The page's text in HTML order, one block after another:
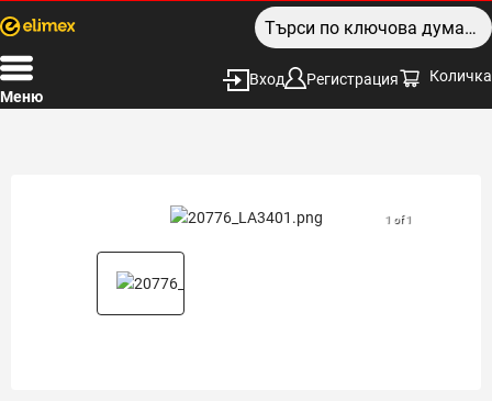
Меню
Вход Регистрация Количка
1 of 1